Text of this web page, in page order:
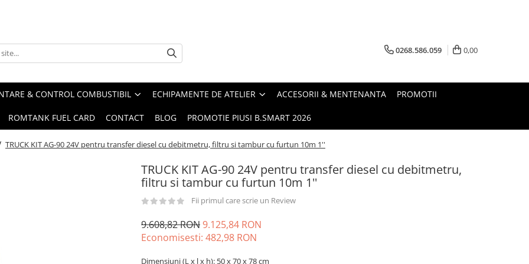
0268.586.059 0,00
& CONTROL COMBUSTIBIL ECHIPAMENTE DE ATELIER ACCESORII & MENTENANTA PROMOTII
ROMTANK FUEL CARD CONTACT BLOG PROMOTIE PIUSI B.SMART 2026
TRUCK KIT AG-90 24V pentru transfer diesel cu debitmetru, filtru si tambur cu furtun 10m 1''
TRUCK KIT AG-90 24V pentru transfer diesel cu debitmetru,
filtru si tambur cu furtun 10m 1''
Fii primul care scrie un Review
9.608,82 RON9.125,84 RON
Economisesti: 482,98 RON
Dimensiuni (L x l x h): 50 x 70 x 78 cm